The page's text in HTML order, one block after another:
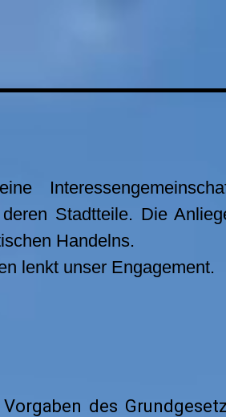
Stadtteile. Die
Handelns.
lenkt unser Engagement.
des